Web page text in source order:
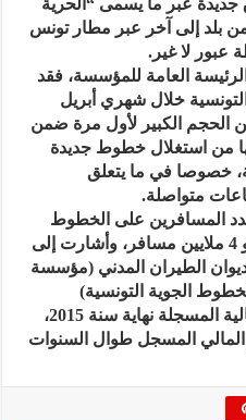
عبر ما يسمى “الحرية
بلد إلى آخر عبر مطار تونس
عبور لا غير.
العامة للمؤسسة، فقد
خلال شهري أبريل
من الحجم الكبير لأول مرة ضمن
من استغلال خطوط جديدة
خصوصا في ما يتعلق
المسافرين على الخطوط
التونسية خلال السنة الحالية نحو 4 ملايين مسافر، وأشارت إلى
ديوان الطيران المدني (مؤسسة
الجوية التونسية)
سينعكس إيجابيا على النتائج المالية المسجلة نهاية سنة 2015،
المسجل طوال السنوات